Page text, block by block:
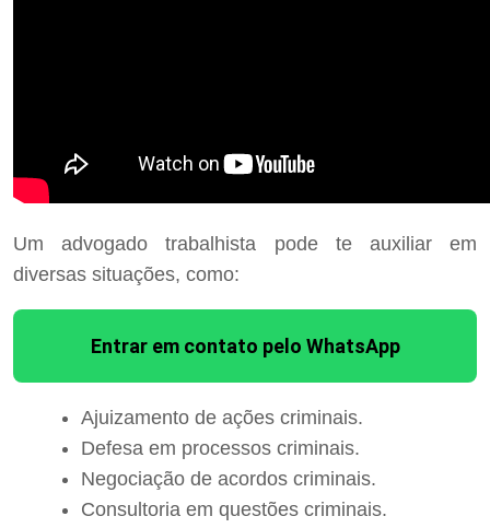
Um advogado trabalhista pode te auxiliar em
diversas situações, como:
Entrar em contato pelo WhatsApp
Ajuizamento de ações criminais.
Defesa em processos criminais.
Negociação de acordos criminais.
Consultoria em questões criminais.